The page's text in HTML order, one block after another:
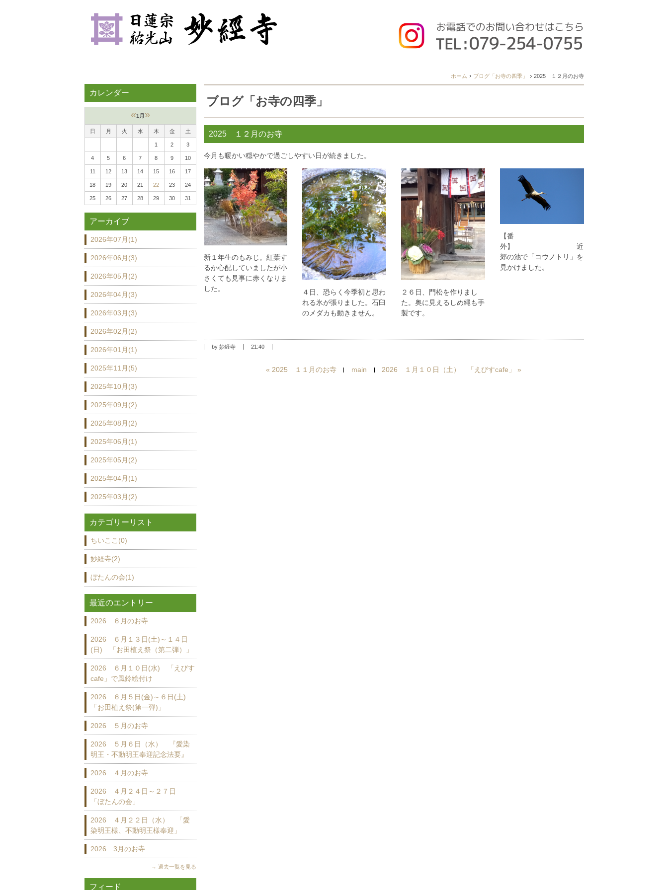
ホーム ブログ「お寺の四季」 2025 １２月のお寺
ブログ「お寺の四季」
2025 １２月のお寺
今月も暖かい穏やかで過ごしやすい日が続きました。
新１年生のもみじ。紅葉す
るか心配していましたが小
さくても見事に赤くなりま
した。
４日、恐らく今季初と思わ
れる氷が張りました。石臼
のメダカも動きません。
２６日、門松を作りまし
た。奥に見えるしめ縄も手
製です。
【番
外】 近
郊の池で「コウノトリ」を
見かけました。
by 妙経寺 21:40
« 2025 １１月のお寺 main 2026 １月１０日（土） 「えびすcafe」 »
カレンダー
«1月 »
日 月 火 水 木 金 土
1 2 3
4 5 6 7 8 9 10
11 12 13 14 15 16 17
18 19 20 21 22 23 24
25 26 27 28 29 30 31
アーカイブ
2026年07月(1)
2026年06月(3)
2026年05月(2)
2026年04月(3)
2026年03月(3)
2026年02月(2)
2026年01月(1)
2025年11月(5)
2025年10月(3)
2025年09月(2)
2025年08月(2)
2025年06月(1)
2025年05月(2)
2025年04月(1)
2025年03月(2)
カテゴリーリスト
ちいここ(0)
妙経寺(2)
ぼたんの会(1)
最近のエントリー
2026 ６月のお寺
2026 ６月１３日(土)～１４日
(日) 「お田植え祭（第二弾）」
2026 ６月１０日(水) 「えびす
cafe」で風鈴絵付け
2026 ６月５日(金)～６日(土)
「お田植え祭(第一弾)」
2026 ５月のお寺
2026 ５月６日（水） 『愛染
明王・不動明王奉迎記念法要』
2026 ４月のお寺
2026 ４月２４日～２７日
「ぼたんの会」
2026 ４月２２日（水） 「愛
染明王様、不動明王様奉迎」
2026 3月のお寺
過去一覧を見る
フィード